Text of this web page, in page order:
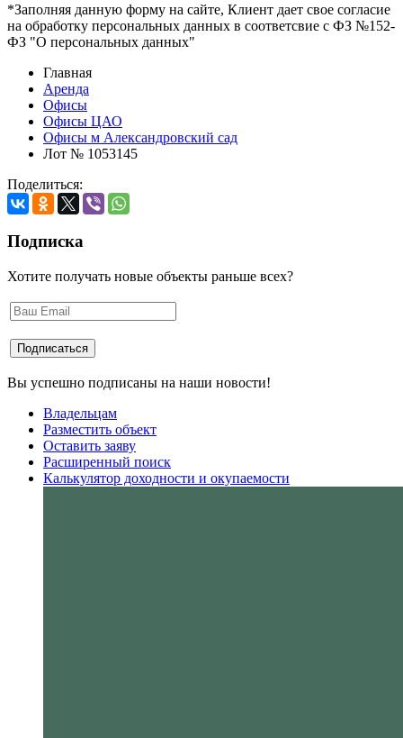
*Заполняя данную форму на сайте, Клиент дает свое согласие
на обработку персональных данных в соответсвие с ФЗ №152-
ФЗ "О персональных данных"
Главная
Аренда
Офисы
Офисы ЦАО
Офисы м Александровский сад
Лот № 1053145
Поделиться:
Подписка
Хотите получать новые объекты раньше всех?
Вы успешно подписаны на наши новости!
Владельцам
Разместить объект
Оставить заяву
Расширенный поиск
Калькулятор доходности и окупаемости